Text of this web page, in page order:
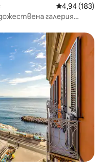
Средна
4,94 (183)
галерия